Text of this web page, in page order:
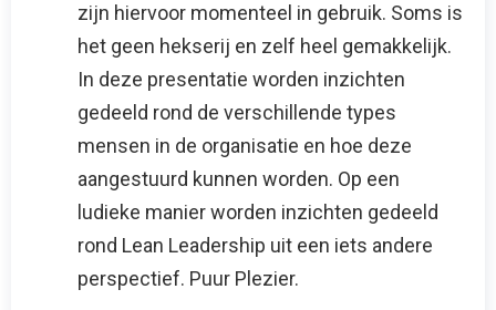
zijn hiervoor momenteel in gebruik. Soms is
het geen hekserij en zelf heel gemakkelijk.
In deze presentatie worden inzichten
gedeeld rond de verschillende types
mensen in de organisatie en hoe deze
aangestuurd kunnen worden. Op een
ludieke manier worden inzichten gedeeld
rond Lean Leadership uit een iets andere
perspectief. Puur Plezier.